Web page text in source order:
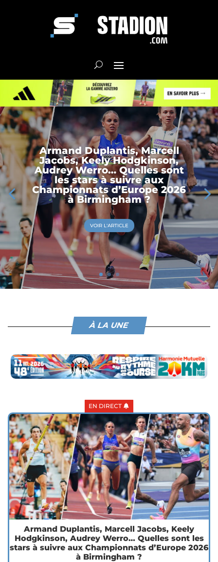
Armand Duplantis, Marcell
Jacobs, Keely Hodgkinson,
Audrey Werro… Quelles sont
les stars à suivre aux
Championnats d’Europe 2026
à Birmingham ?
VOIR L'ARTICLE
À LA UNE
EN DIRECT
Armand Duplantis, Marcell Jacobs, Keely
Hodgkinson, Audrey Werro… Quelles sont les
stars à suivre aux Championnats d’Europe 2026
à Birmingham ?